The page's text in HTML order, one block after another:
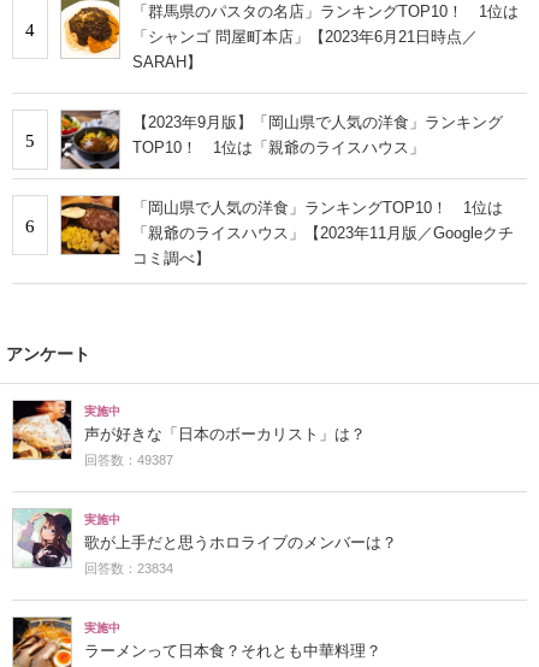
4
「群馬県のパスタの名店」ランキングTOP10！ 1位は
「シャンゴ 問屋町本店」【2023年6月21日時点／
SARAH】
5
【2023年9月版】「岡山県で人気の洋食」ランキング
TOP10！ 1位は「親爺のライスハウス」
6
「岡山県で人気の洋食」ランキングTOP10！ 1位は
「親爺のライスハウス」【2023年11月版／Googleクチ
コミ調べ】
アンケート
実施中
声が好きな「日本のボーカリスト」は？
回答数：49387
実施中
歌が上手だと思うホロライブのメンバーは？
回答数：23834
実施中
ラーメンって日本食？それとも中華料理？